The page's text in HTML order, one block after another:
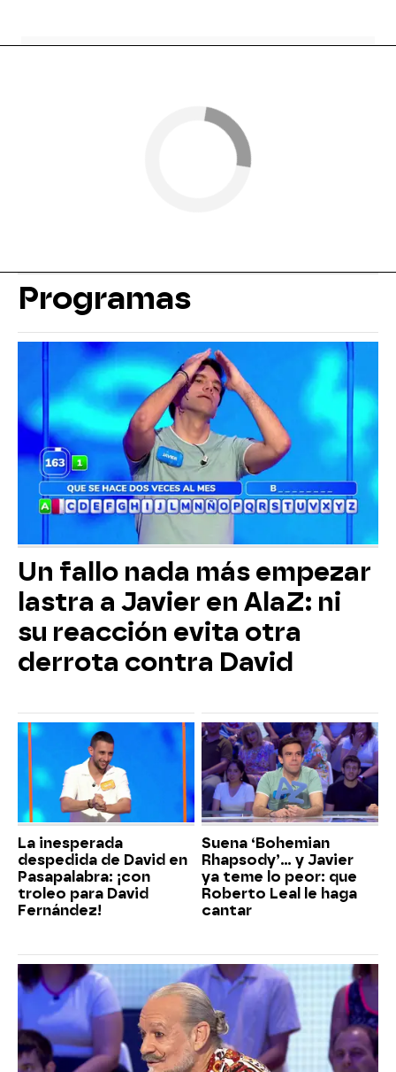
Programas
Un fallo nada más empezar
lastra a Javier en AlaZ: ni
su reacción evita otra
derrota contra David
La inesperada
despedida de David en
Pasapalabra: ¡con
troleo para David
Fernández!
Suena ‘Bohemian
Rhapsody’... y Javier
ya teme lo peor: que
Roberto Leal le haga
cantar